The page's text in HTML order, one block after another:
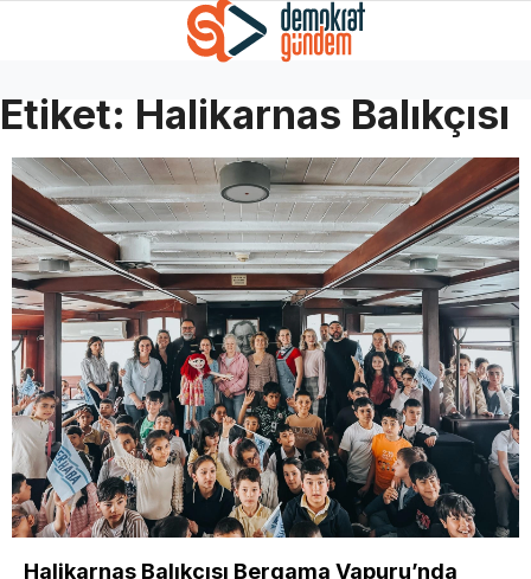
Etiket: Halikarnas Balıkçısı
Halikarnas Balıkçısı Bergama Vapuru’nda